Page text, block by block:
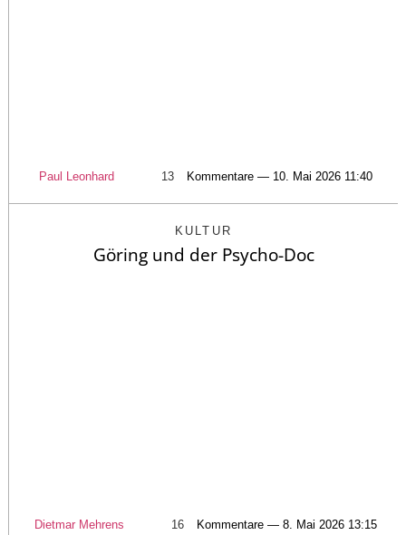
Paul Leonhard 13 Kommentare — 10. Mai 2026 11:40
KULTUR
Göring und der Psycho-Doc
Dietmar Mehrens 16 Kommentare — 8. Mai 2026 13:15